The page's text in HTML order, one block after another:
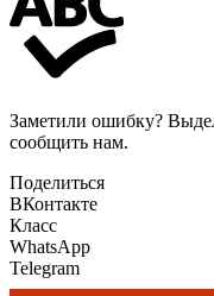
Заметили ошибку?
сообщить нам.
Поделиться
ВКонтакте
Класс
WhatsApp
Telegram